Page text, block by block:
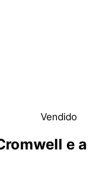
Vendido
e a